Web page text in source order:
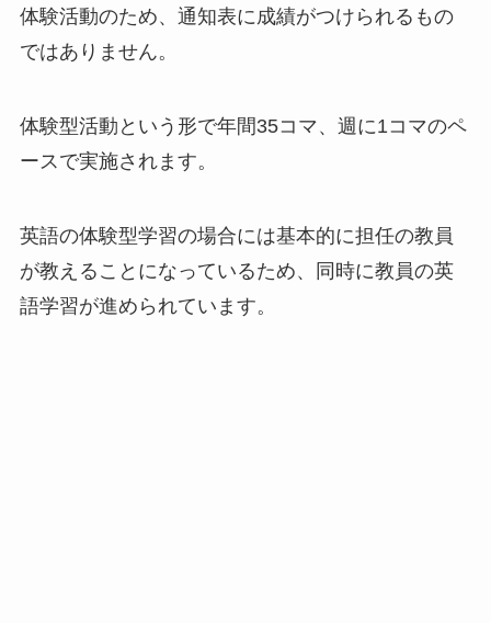
体験活動のため、 通知表に成績がつけられるもの
ではありません。
体験型活動という形で年間35コマ、週に1コマのペ
ースで実施されます。
英語の体験型学習の場合には基本的に担任の教員
が教えることになっているため、同時に教員の英
語学習が進められています。